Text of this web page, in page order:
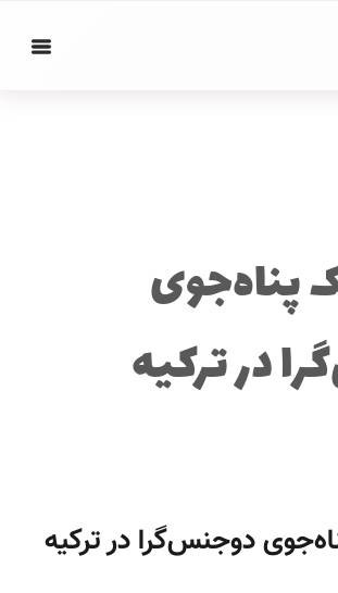
پناه‌جوی
در ترکیه
دوجنس‌گرا در ترکیه